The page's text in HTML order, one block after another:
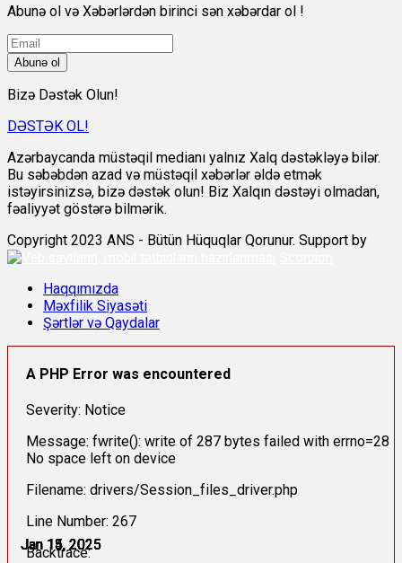
Jan 13, 2025
Jan 14, 2025
Jan 15, 2025
Jan 15, 2025
Jan 15, 2025
Jan 15, 2025
Abunə ol və Xəbərlərdən birinci sən xəbərdar ol !
Abunə ol
Bizə Dəstək Olun!
DƏSTƏK OL!
Azərbaycanda müstəqil medianı yalnız Xalq dəstəkləyə bilər.
Bu səbəbdən azad və müstəqil xəbərlər əldə etmək
istəyirsinizsə, bizə dəstək olun! Biz Xalqın dəstəyi olmadan,
fəaliyyət göstərə bilmərik.
Copyright 2023 ANS - Bütün Hüquqlar Qorunur. Support by
Haqqımızda
Məxfilik Siyasəti
Şərtlər və Qaydalar
A PHP Error was encountered
Severity: Notice
Message: fwrite(): write of 287 bytes failed with errno=28
No space left on device
Filename: drivers/Session_files_driver.php
Line Number: 267
Backtrace: